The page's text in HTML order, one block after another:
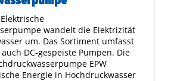
Elektrische
wandelt die Elektrizität
um. Das Sortiment umfasst
DC-gespeiste Pumpen. Die
EPW
Energie in Hochdruckwasser